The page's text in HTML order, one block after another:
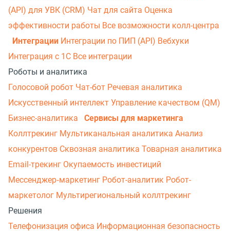
(API) для УВК (CRM) Чат для сайта Оценка
эффективности работы Все возможности колл-центра
Интеграции Интеграции по ПИП (API) Вебхуки
Интеграция с 1С Все интеграции
Роботы и аналитика
Голосовой робот Чат-бот Речевая аналитика
Искусственный интеллект Управление качеством (QM)
Бизнес-аналитика
Сервисы для маркетинга
Коллтрекинг Мультиканальная аналитика Анализ
конкурентов Сквозная аналитика Товарная аналитика
Email-трекинг Окупаемость инвестиций
Мессенджер‑маркетинг Робот-аналитик Робот-
маркетолог Мультирегиональный коллтрекинг
Решения
Телефонизация офиса Информационная безопасность